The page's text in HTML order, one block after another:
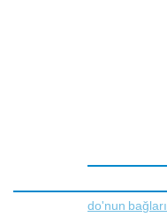
do'nun bağları